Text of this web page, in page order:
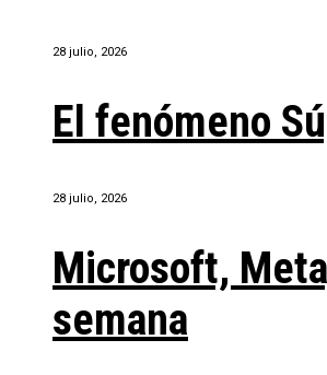
28 julio, 2026
El fenómeno
28 julio, 2026
Microsoft,
semana